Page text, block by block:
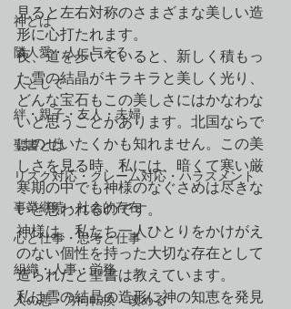
神とは
隣人愛・人に与える
人として
絆・親子・友人・夫婦
聖書とは
リスク対応・クレーム対応・ハラスメント
事業継続・社会的存在
心と仕事・思考と仕事
組織・人事・労務
人の悪・方向転換・改める
見ると左右対称のさまざまな美しい造
形に心打たれます。
夜、道を歩いていると、新しく積もっ
た雪の結晶がキラキラと美しく光り、
どんな宝石もこの美しさにはかなわな
いと思うことがあります。北国ならで
はのぜいたくかも知れません。この美
しさを見る時、私には、暗くて寒い厳
寒期の中でも神様のなぐさめは尽きな
いと思われるのです。
神様は、私たち一人ひとりをかけがえ
のない個性を持った大切な存在として
造られたと聖書は教えています。
私は雪の結晶の造形に神の知恵を発見